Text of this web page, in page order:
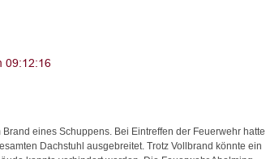
eines Schuppens. Bei Eintreffen der Feuerwehr hatte
Dachstuhl ausgebreitet. Trotz Vollbrand könnte ein